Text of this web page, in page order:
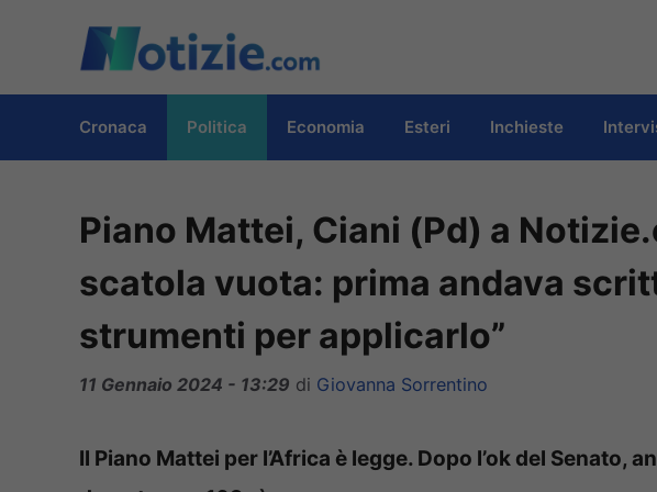
contenuto
Cronaca Politica Economia Esteri Inchieste
Piano Mattei, Ciani (Pd) a
scatola vuota: prima andava
strumenti per applicarlo”
11 Gennaio 2024 - 13:29 di Giovanna Sorrentino
Il Piano Mattei per l’Africa è legge. Dopo l’ok del Senato,